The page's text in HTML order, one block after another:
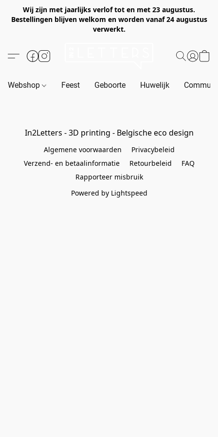
Wij zijn met jaarlijks verlof tot en met 23 augustus.
Bestellingen blijven welkom en worden vanaf 24 augustus
verwerkt.
Webshop Feest Geboorte Huwelijk
In2Letters - 3D printing - Belgische eco design
Algemene voorwaarden
Privacybeleid
Verzend- en betaalinformatie
Retourbeleid
FAQ
Rapporteer misbruik
Powered by Lightspeed